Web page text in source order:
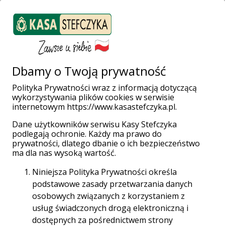
Weź pożyczkę
Załóż konto
Strona główna Aktualności
06.03
Rewolucja w płatnościach - wybierz
opłatomat i omiń kolejki!
Kasa Stefczyka wprowadza do placówek
urządzenia E-KASA. Ten nowoczesny
samoobsługowy opłatomat pozwala na
wykonanie przez klienta transakcji za
pomoc…
Dbamy o Twoją prywatność
Polityka Prywatności wraz z informacją dotyczącą
wykorzystywania plików cookies w serwisie
internetowym https://www.kasastefczyka.pl.
Dane użytkowników serwisu Kasy Stefczyka
podlegają ochronie. Każdy ma prawo do
prywatności, dlatego dbanie o ich bezpieczeństwo
ma dla nas wysoką wartość.
Niniejsza Polityka Prywatności określa
podstawowe zasady przetwarzania danych
osobowych związanych z korzystaniem z
usług świadczonych drogą elektroniczną i
dostępnych za pośrednictwem strony